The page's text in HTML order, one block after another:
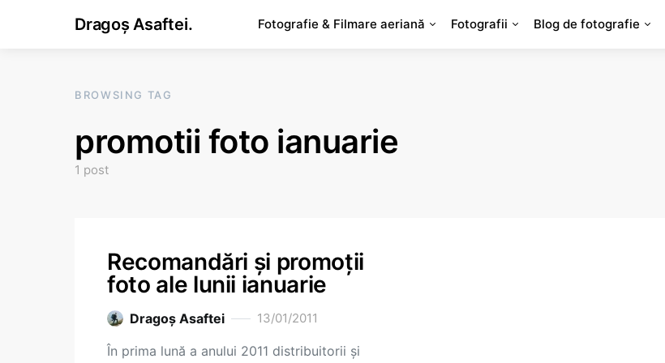
Dragoș Asaftei. Fotografie & Filmare aeriană Fotografii Blog de fotografie
BROWSING TAG
promotii foto ianuarie
1 post
Recomandări şi promoţii
foto ale lunii ianuarie
Dragoş Asaftei 13/01/2011
În prima lună a anului 2011 distribuitorii şi